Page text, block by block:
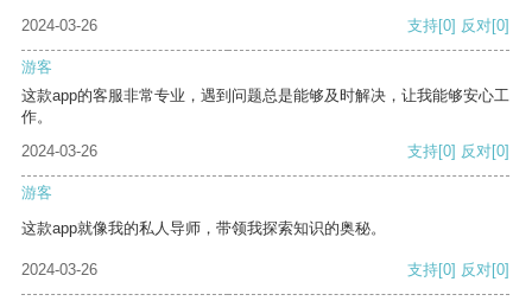
2024-03-26 支持[0] 反对[0]
游客
这款app的客服非常专业，遇到问题总是能够及时解决，让我能够安心工
作。
2024-03-26
支持[0] 反对[0]
游客
这款app就像我的私人导师，带领我探索知识的奥秘。
2024-03-26 支持[0] 反对[0]